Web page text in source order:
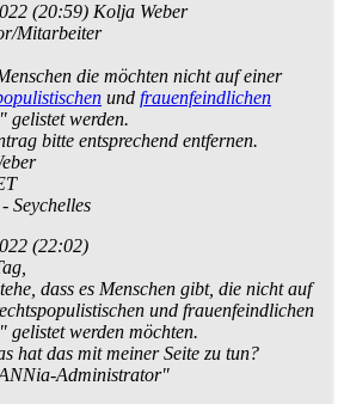
(20:59) Kolja Weber
Mitarbeiter
die möchten nicht auf einer
und frauen­feindlichen
gelistet werden.
bitte entsprechend entfernen.
Seychelles
(22:02)
dass es Menschen gibt, die nicht auf
und frauen­feindlichen
gelistet werden möchten.
hat das mit meiner Seite zu tun?
Administrator"